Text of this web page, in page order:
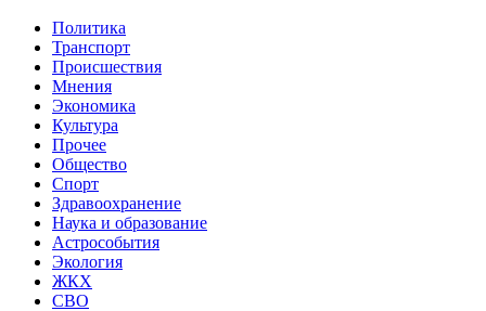
Политика
Транспорт
Происшествия
Мнения
Экономика
Культура
Прочее
Общество
Спорт
Здравоохранение
Наука и образование
Астрособытия
Экология
ЖКХ
СВО